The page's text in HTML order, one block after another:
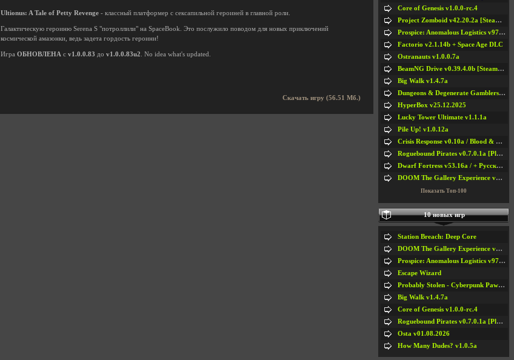
Ultionus: A Tale of Petty Revenge - классный платформер с сексапильной героиней в главной роли.
Галактическую героиню Serena S "потроллили" на SpaceBook. Это послужило поводом для новых приключений
космической амазонки, ведь задета гордость героини!
Игра ОБНОВЛЕНА с v1.0.0.83 до v1.0.0.83u2 . No idea what's updated.
Скачать игру (56.51 Мб.)
Core of Genesis v1.0.0-rc.4
Project Zomboid v42.20.2a [Steam Early Access]
Prospice: Anomalous Logistics v97 [Playtest]
Factorio v2.1.14b + Space Age DLC
Ostranauts v1.0.0.7a
BeamNG Drive v0.39.4.0b [Steam Early Access]
Big Walk v1.4.7a
Dungeons & Degenerate Gamblers v2.0.2a
HyperBox v25.12.2025
Lucky Tower Ultimate v1.1.1a
Pile Up! v1.0.12a
Crisis Response v0.10a / Blood & Bullet
Roguebound Pirates v0.7.0.1a [Playtest]
Dwarf Fortress v53.16a / + Русская Версия v50.12a
DOOM The Gallery Experience v1.4.2
Показать Топ-100
10 новых игр
Station Breach: Deep Core
DOOM The Gallery Experience v1.4.2
Prospice: Anomalous Logistics v97 [Playtest]
Escape Wizard
Probably Stolen - Cyberpunk Pawnshop Simulator v048c [Playtest]
Big Walk v1.4.7a
Core of Genesis v1.0.0-rc.4
Roguebound Pirates v0.7.0.1a [Playtest]
Osta v01.08.2026
How Many Dudes? v1.0.5a